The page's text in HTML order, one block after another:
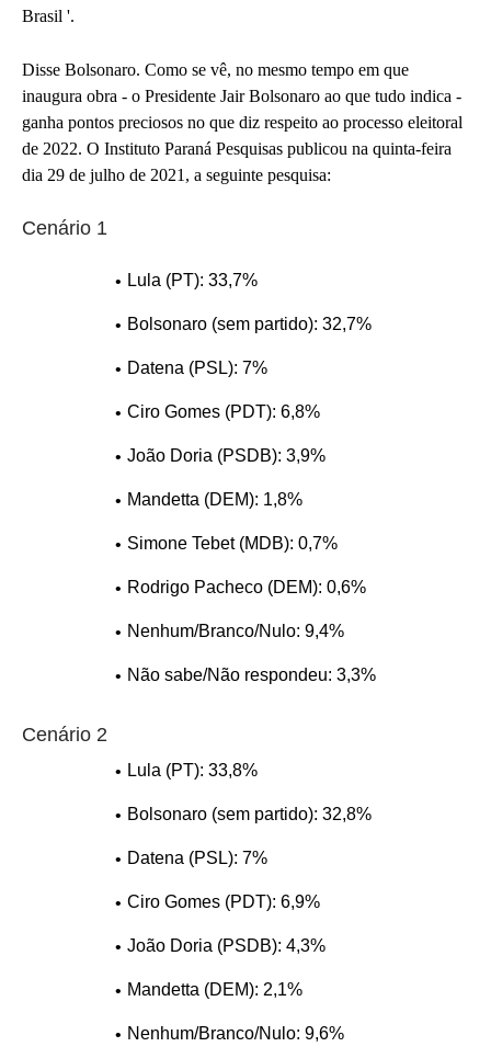
Brasil '.
Disse Bolsonaro. Como se vê, no mesmo tempo em que
inaugura obra - o Presidente Jair Bolsonaro ao que tudo indica -
ganha pontos preciosos no que diz respeito ao processo eleitoral
de 2022. O Instituto Paraná Pesquisas publicou na quinta-feira
dia 29 de julho de 2021, a seguinte pesquisa:
Cenário 1
Lula (PT): 33,7%
Bolsonaro (sem partido): 32,7%
Datena (PSL): 7%
Ciro Gomes (PDT): 6,8%
João Doria (PSDB): 3,9%
Mandetta (DEM): 1,8%
Simone Tebet (MDB): 0,7%
Rodrigo Pacheco (DEM): 0,6%
Nenhum/Branco/Nulo: 9,4%
Não sabe/Não respondeu: 3,3%
Cenário 2
Lula (PT): 33,8%
Bolsonaro (sem partido): 32,8%
Datena (PSL): 7%
Ciro Gomes (PDT): 6,9%
João Doria (PSDB): 4,3%
Mandetta (DEM): 2,1%
Nenhum/Branco/Nulo: 9,6%